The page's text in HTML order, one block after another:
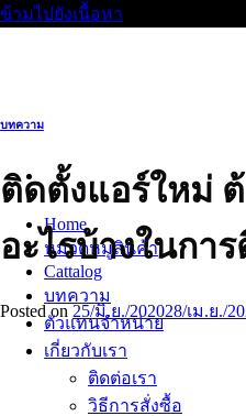
ข้ามไปยังเนื้อหา
Home
หมวดหมู่สินค้า
Cattalog
บทความ
ตัวแทนจำหน่าย
เกี่ยวกับเรา
ติดต่อเรา
วิธีการสั่งซื้อ
บทความ
ติดตั้งแอร์ใหม่
อะไรบ้างในกา
Posted on 25/มิ.ย./202028/เม.ย./